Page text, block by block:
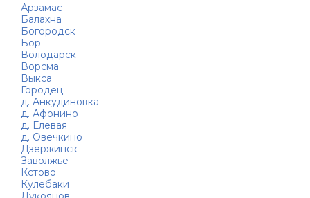
Арзамас
Балахна
Богородск
Бор
Володарск
Ворсма
Выкса
Городец
д. Анкудиновка
д. Афонино
д. Елевая
д. Овечкино
Дзержинск
Заволжье
Кстово
Кулебаки